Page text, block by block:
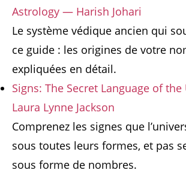
Astrology — Harish Johari
Le système védique ancien qui
ce guide : les origines de votre
expliquées en détail.
Signs: The Secret Language of
Laura Lynne Jackson
Comprenez les signes que
sous toutes leurs formes, et pas
sous forme de nombres.